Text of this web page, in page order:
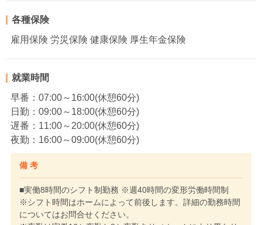
各種保険
雇用保険 労災保険 健康保険 厚生年金保険
就業時間
早番：07:00～16:00(休憩60分)
日勤：09:00～18:00(休憩60分)
遅番：11:00～20:00(休憩60分)
夜勤：16:00～09:00(休憩60分)
備 考
■実働8時間のシフト制勤務 ※週40時間の変形労働時間制
※シフト時間はホームによって前後します。詳細の勤務時間
についてはお問合せください。